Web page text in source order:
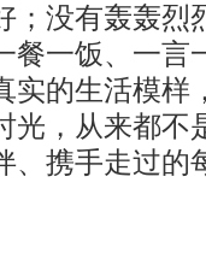
；没有轰轰烈
餐一饭、一言
实的生活模样
光，从来都不
、携手走过的